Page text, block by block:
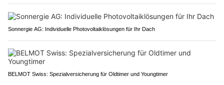
Sonnergie AG: Individuelle Photovoltaiklösungen für Ihr Dach
BELMOT Swiss: Spezialversicherung für Oldtimer und Youngtimer